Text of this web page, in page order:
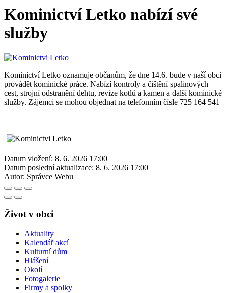
Kominictví Letko nabízí své
služby
Kominictví Letko oznamuje občanům, že dne 14.6. bude v naší obci
provádět kominické práce. Nabízí kontroly a čištění spalinových
cest, strojní odstranění dehtu, revize kotlů a kamen a další kominické
služby. Zájemci se mohou objednat na telefonním čísle 725 164 541
Datum vložení: 8. 6. 2026 17:00
Datum poslední aktualizace: 8. 6. 2026 17:00
Autor: Správce Webu
Život v obci
Aktuality
Kalendář akcí
Kulturní dům
Hlášení
Okolí
Fotogalerie
Firmy a spolky